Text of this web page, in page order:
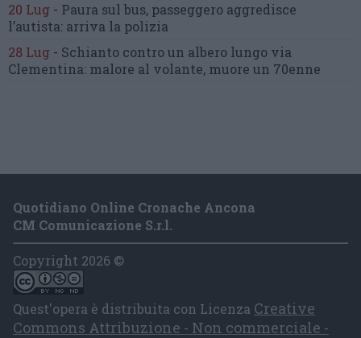
20 Lug - Paura sul bus, passeggero aggredisce
l’autista: arriva la polizia
28 Lug - Schianto contro un albero lungo via
Clementina: malore al volante, muore un 70enne
Quotidiano Online Cronache Ancona
CM Comunicazione S.r.l.
Copyright 2026 ©
Quest'opera è distribuita con Licenza Creative
Commons Attribuzione - Non commerciale -